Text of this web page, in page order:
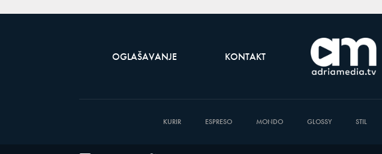
OGLAŠAVANJE KONTAKT
KURIR ESPRESO MONDO GLOSSY STIL